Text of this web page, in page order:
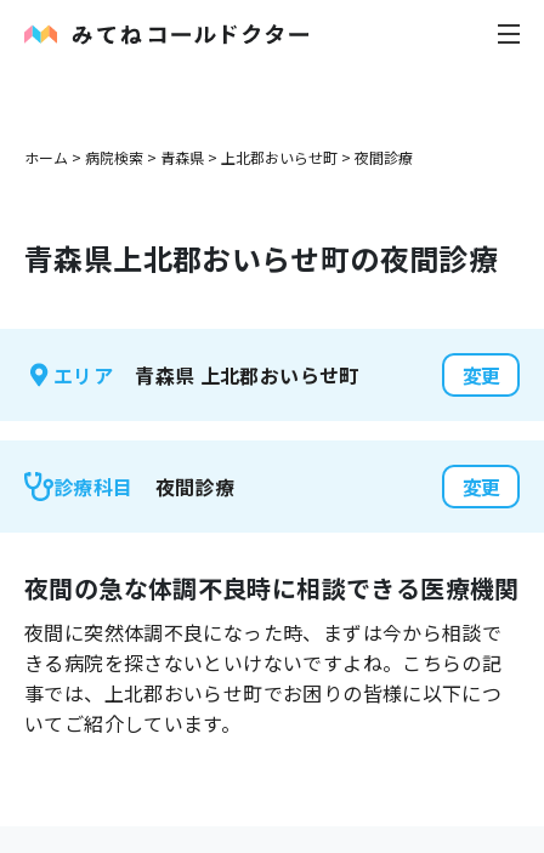
内科
花粉症
感染症
よくあるご質問
ホーム > 病院検索 > 青森県 > 上北郡おいらせ町 > 夜間診療
青森県上北郡おいらせ町の夜間診療
エリア 青森県 上北郡おいらせ町 変更
診療科目 夜間診療 変更
夜間の急な体調不良時に相談できる医療機関
夜間に突然体調不良になった時、まずは今から相談で
きる病院を探さないといけないですよね。こちらの記
事では、 上北郡おいらせ町でお困りの皆様に以下につ
いてご紹介しています。